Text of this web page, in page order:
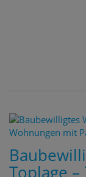
Toplage